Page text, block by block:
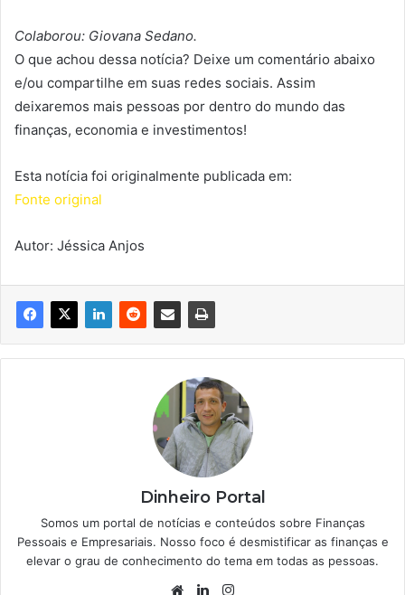
Colaborou: Giovana Sedano.
O que achou dessa notícia? Deixe um comentário abaixo
e/ou compartilhe em suas redes sociais. Assim
deixaremos mais pessoas por dentro do mundo das
finanças, economia e investimentos!
Esta notícia foi originalmente publicada em:
Fonte original
Autor: Jéssica Anjos
Dinheiro Portal
Somos um portal de notícias e conteúdos sobre Finanças
Pessoais e Empresariais. Nosso foco é desmistificar as finanças e
elevar o grau de conhecimento do tema em todas as pessoas.
WebsiteLinkedin